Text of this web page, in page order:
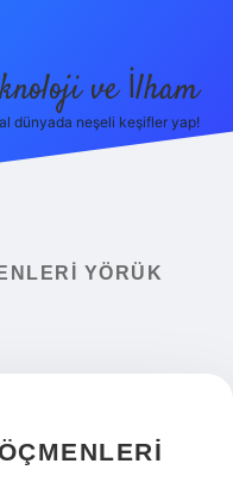
ve İlham
dünyada neşeli keşifler yap!
YÖRÜK